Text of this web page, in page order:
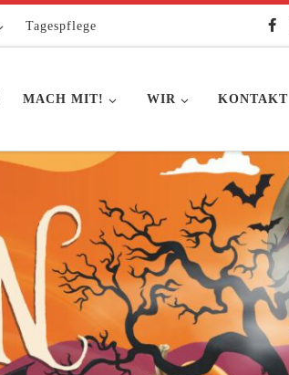
Tagespflege
MACH MIT! WIR KONTAKT